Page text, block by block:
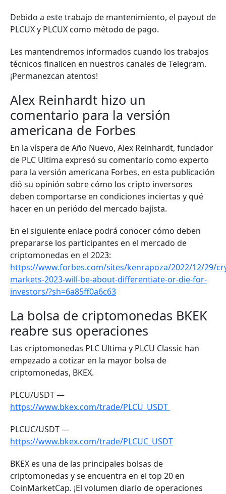
Debido a este trabajo de mantenimiento, el payout de
PLCUX y PLCUX como método de pago.
Les mantendremos informados cuando los trabajos
técnicos finalicen en nuestros canales de Telegram.
¡Permanezcan atentos!
Alex Reinhardt hizo un
comentario para la versión
americana de Forbes
En la víspera de Año Nuevo, Alex Reinhardt, fundador
de PLC Ultima expresó su comentario como experto
para la versión americana Forbes, en esta publicación
dió su opinión sobre cómo los cripto inversores
deben comportarse en condiciones inciertas y qué
hacer en un periódo del mercado bajista.
En el siguiente enlace podrá conocer cómo deben
prepararse los participantes en el mercado de
criptomonedas en el 2023:
https://www.forbes.com/sites/kenrapoza/2022/12/29/
markets-2023-will-be-about-differentiate-or-die-for-
investors/?sh=6a85ff0a6c63
La bolsa de criptomonedas BKEK
reabre sus operaciones
Las criptomonedas PLC Ultima y PLCU Classic han
empezado a cotizar en la mayor bolsa de
criptomonedas, BKEX.
PLCU/USDT —
https://www.bkex.com/trade/PLCU_USDT
PLCUC/USDT —
https://www.bkex.com/trade/PLCUC_USDT
BKEX es una de las principales bolsas de
criptomonedas y se encuentra en el top 20 en
CoinMarketCap. ¡El volumen diario de operaciones